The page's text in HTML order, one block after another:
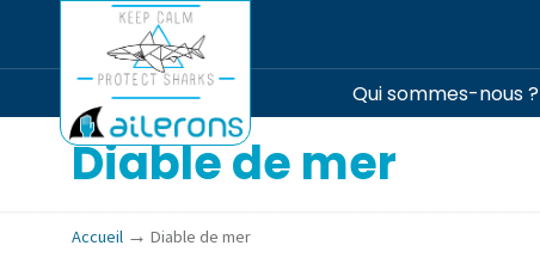
Qui sommes-nous ?
Diable de mer
Accueil →Diable de mer